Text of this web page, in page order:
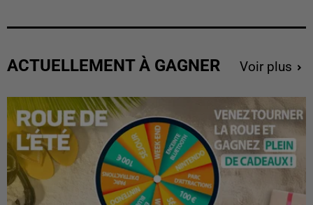
ACTUELLEMENT À GAGNER Voir plus